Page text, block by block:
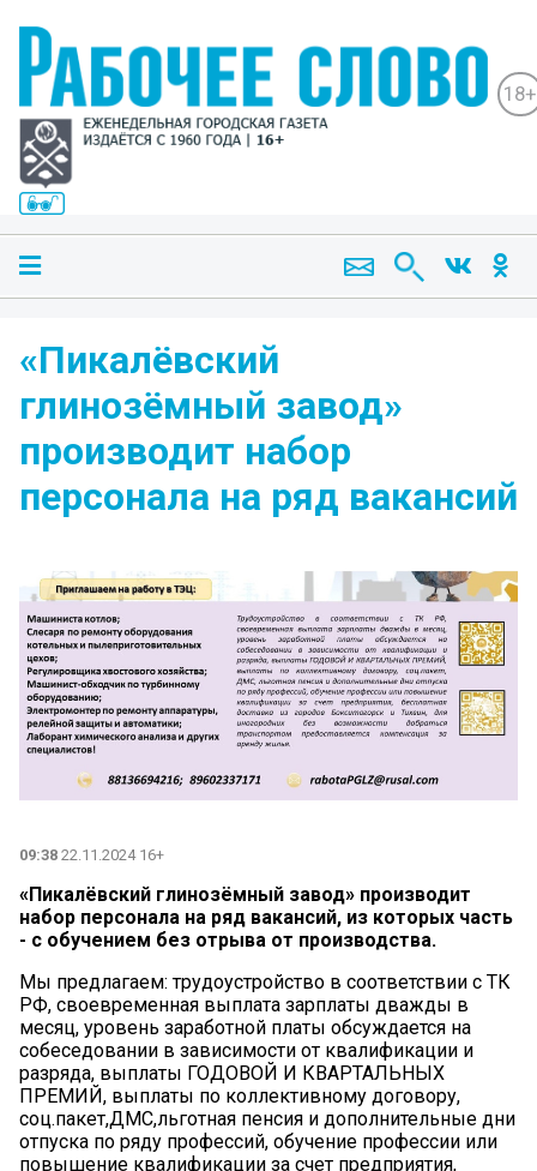
18+
«Пикалёвский
глинозёмный завод»
производит набор
персонала на ряд вакансий
09:38 22.11.2024 16+
«Пикалёвский глинозёмный завод» производит
набор персонала на ряд вакансий, из которых часть
- с обучением без отрыва от производства.
Мы предлагаем: трудоустройство в соответствии с ТК
РФ, своевременная выплата зарплаты дважды в
месяц, уровень заработной платы обсуждается на
собеседовании в зависимости от квалификации и
разряда, выплаты ГОДОВОЙ И КВАРТАЛЬНЫХ
ПРЕМИЙ, выплаты по коллективному договору,
соц.пакет,ДМС,льготная пенсия и дополнительные дни
отпуска по ряду профессий, обучение профессии или
повышение квалификации за счет предприятия,